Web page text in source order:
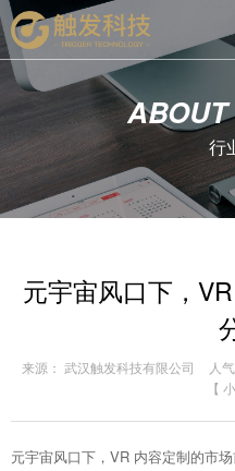
行
元宇宙风口下，
来源： 武汉触发科技有限公司 人
【 小
元宇宙风口下，VR 内容定制的市